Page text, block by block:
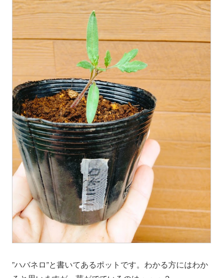
”ハバネロ”と書いてあるポットです。わかる方にはわか